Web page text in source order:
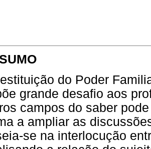
do Poder
grande desafio aos
campos do saber
a ampliar as
se na interlocução